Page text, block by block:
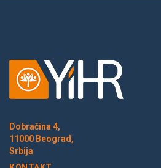
Dobračina 4,
11000 Beograd,
Srbija